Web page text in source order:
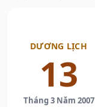
DƯƠNG LỊCH
13
Tháng 3 Năm 2007